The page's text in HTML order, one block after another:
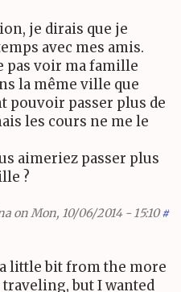
je dirais que je
avec mes amis.
pas voir ma famille
la même ville que
pouvoir passer plus de
les cours ne me le
aimeriez passer plus
?
on Mon, 10/06/2014 - 15:10 #
little bit from the more
but I wanted